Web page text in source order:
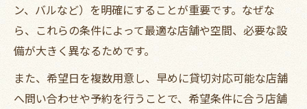
ン、バルなど）を明確にすることが重要です。なぜな
ら、これらの条件によって最適な店舗や空間、必要な設
備が大きく異なるためです。
また、希望日を複数用意し、早めに貸切対応可能な店舗
へ問い合わせや予約を行うことで、希望条件に合う店舗